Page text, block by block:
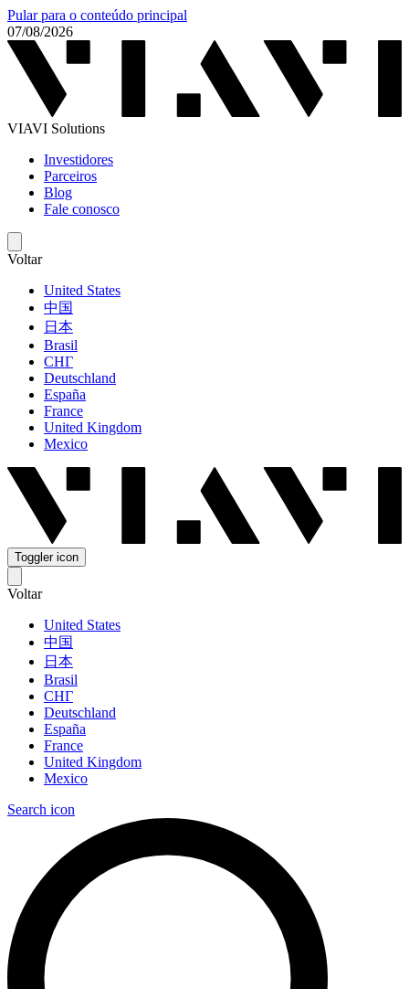
Pular para o conteúdo principal
07/08/2026
VIAVI Solutions
Investidores
Parceiros
Blog
Fale conosco
Voltar
United States
中国
日本
Brasil
СНГ
Deutschland
España
France
United Kingdom
Mexico
Toggler icon
Voltar
United States
中国
日本
Brasil
СНГ
Deutschland
España
France
United Kingdom
Mexico
Search icon